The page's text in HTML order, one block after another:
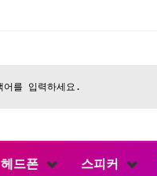
헤드폰 스피커